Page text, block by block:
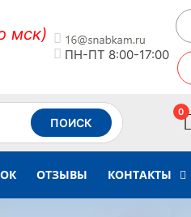
мск)
ПН-ПТ 8:00-17:00
ПОИСК
0
ОТЗЫВЫ КОНТАКТЫ